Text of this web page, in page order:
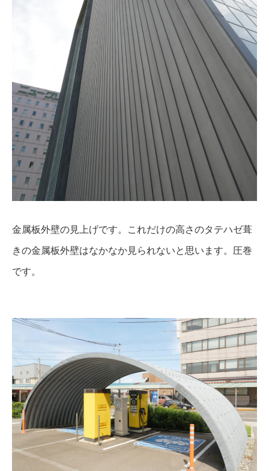
金属板外壁の見上げです。これだけの高さのタテハゼ葺
きの金属板外壁はなかなか見られないと思います。圧巻
です。